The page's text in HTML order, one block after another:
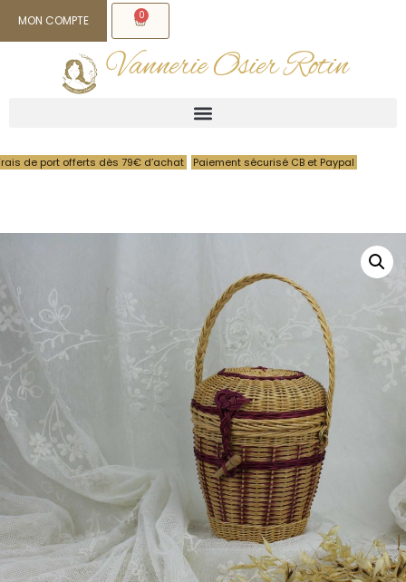
MON COMPTE 0
Vannerie Osier Rotin
de port offerts dès 79€ d’achat Paiement sécurisé CB et Paypal